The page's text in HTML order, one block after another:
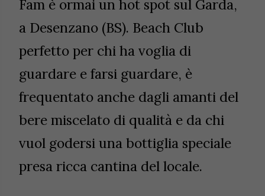
Fam è ormai un hot spot sul Garda,
a Desenzano (BS). Beach Club
perfetto per chi ha voglia di
guardare e farsi guardare, è
frequentato anche dagli amanti del
bere miscelato di qualità e da chi
vuol godersi una bottiglia speciale
presa ricca cantina del locale.